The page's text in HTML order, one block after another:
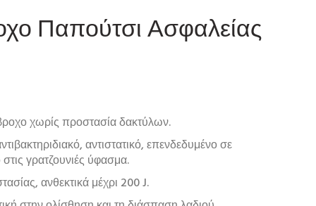
Παπούτσι Ασφαλείας
χωρίς προστασία δακτύλων.
αντιστατικό, επενδεδυμένο σε
γρατζουνιές ύφασμα.
ανθεκτικά μέχρι 200 J.